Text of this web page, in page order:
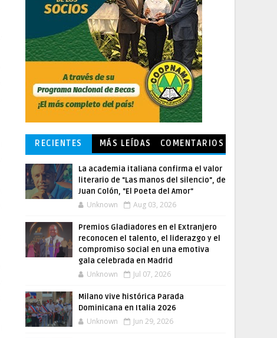
RECIENTES MÁS LEÍDAS COMENTARIOS
La academia italiana confirma el valor
literario de "Las manos del silencio", de
Juan Colón, "El Poeta del Amor"
Unknown Aug 03, 2026
Premios Gladiadores en el Extranjero
reconocen el talento, el liderazgo y el
compromiso social en una emotiva
gala celebrada en Madrid
Unknown Jul 07, 2026
Milano vive histórica Parada
Dominicana en Italia 2026
Unknown Jun 29, 2026